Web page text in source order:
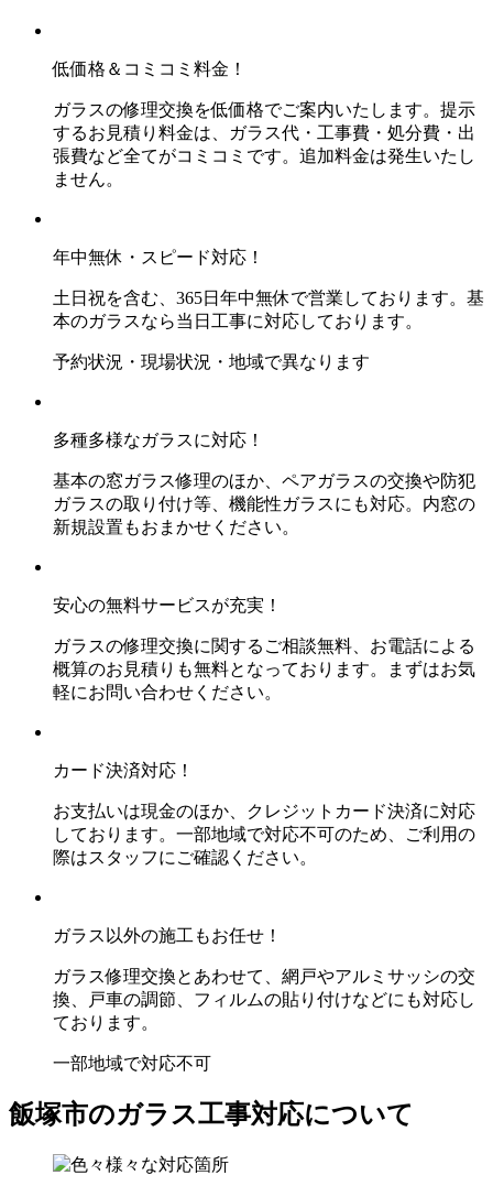
低価格＆コミコミ料金！
ガラスの修理交換を低価格でご案内いたします。提示
するお見積り料金は、ガラス代・工事費・処分費・出
張費など全てがコミコミです。追加料金は発生いたし
ません。
年中無休・スピード対応！
土日祝を含む、365日年中無休で営業しております。基
本のガラスなら当日工事に対応しております。
予約状況・現場状況・地域で異なります
多種多様なガラスに対応！
基本の窓ガラス修理のほか、ペアガラスの交換や防犯
ガラスの取り付け等、機能性ガラスにも対応。内窓の
新規設置もおまかせください。
安心の無料サービスが充実！
ガラスの修理交換に関するご相談無料、お電話による
概算のお見積りも無料となっております。まずはお気
軽にお問い合わせください。
カード決済対応！
お支払いは現金のほか、クレジットカード決済に対応
しております。一部地域で対応不可のため、ご利用の
際はスタッフにご確認ください。
ガラス以外の施工もお任せ！
ガラス修理交換とあわせて、網戸やアルミサッシの交
換、戸車の調節、フィルムの貼り付けなどにも対応し
ております。
一部地域で対応不可
飯塚市のガラス工事対応について